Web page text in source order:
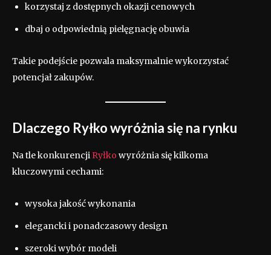
korzystaj z dostępnych okazji cenowych
dbaj o odpowiednią pielęgnację obuwia
Takie podejście pozwala maksymalnie wykorzystać
potencjał zakupów.
Dlaczego Ryłko wyróżnia się na rynku
Na tle konkurencji Ryłko wyróżnia się kilkoma
kluczowymi cechami:
wysoka jakość wykonania
elegancki i ponadczasowy design
szeroki wybór modeli